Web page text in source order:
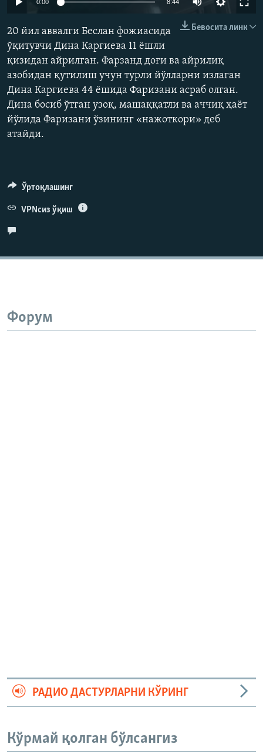
Auto 240p 360p 480p
0:00 8:44
480p
1080p
Бевосита линк
20 йил аввалги Беслан фожиасида
ўқитувчи Дина Каргиева 11 ёшли
қизидан айрилган. Фарзанд доғи ва айрилиқ
азобидан қутилиш учун турли йўлларни излаган
Дина Каргиева 44 ёшида Фаризани асраб олган.
Дина босиб ўтган узоқ, машаққатли ва аччиқ ҳаёт
йўлида Фаризани ўзининг «нажоткори» деб
атайди.
Ўртоқлашинг
VPNсиз ўқиш
Форум
РАДИО ДАСТУРЛАРНИ КЎРИНГ
Кўрмай қолган бўлсангиз